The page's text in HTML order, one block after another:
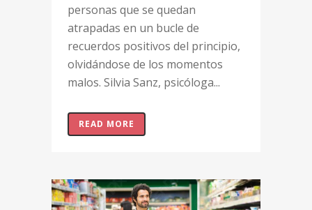
personas que se quedan
atrapadas en un bucle de
recuerdos positivos del principio,
olvidándose de los momentos
malos. Silvia Sanz, psicóloga...
READ MORE